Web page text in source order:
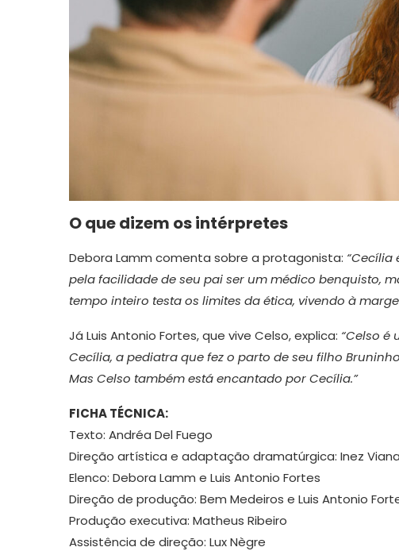
O que dizem os intérpretes
Debora Lamm comenta sobre a protagonista:
pela facilidade de seu pai ser um médico benquisto,
tempo inteiro testa os limites da ética, vivendo à
Já Luis Antonio Fortes, que vive Celso, explica: “Celso é
Cecília, a pediatra que fez o parto de seu filho
Mas Celso também está encantado por Cecília.”
FICHA TÉCNICA:
Texto: Andréa Del Fuego
Direção artística e adaptação dramatúrgica: Inez Viana
Elenco: Debora Lamm e Luis Antonio Fortes
Direção de produção: Bem Medeiros e Luis Antonio
Produção executiva: Matheus Ribeiro
Assistência de direção: Lux Nègre